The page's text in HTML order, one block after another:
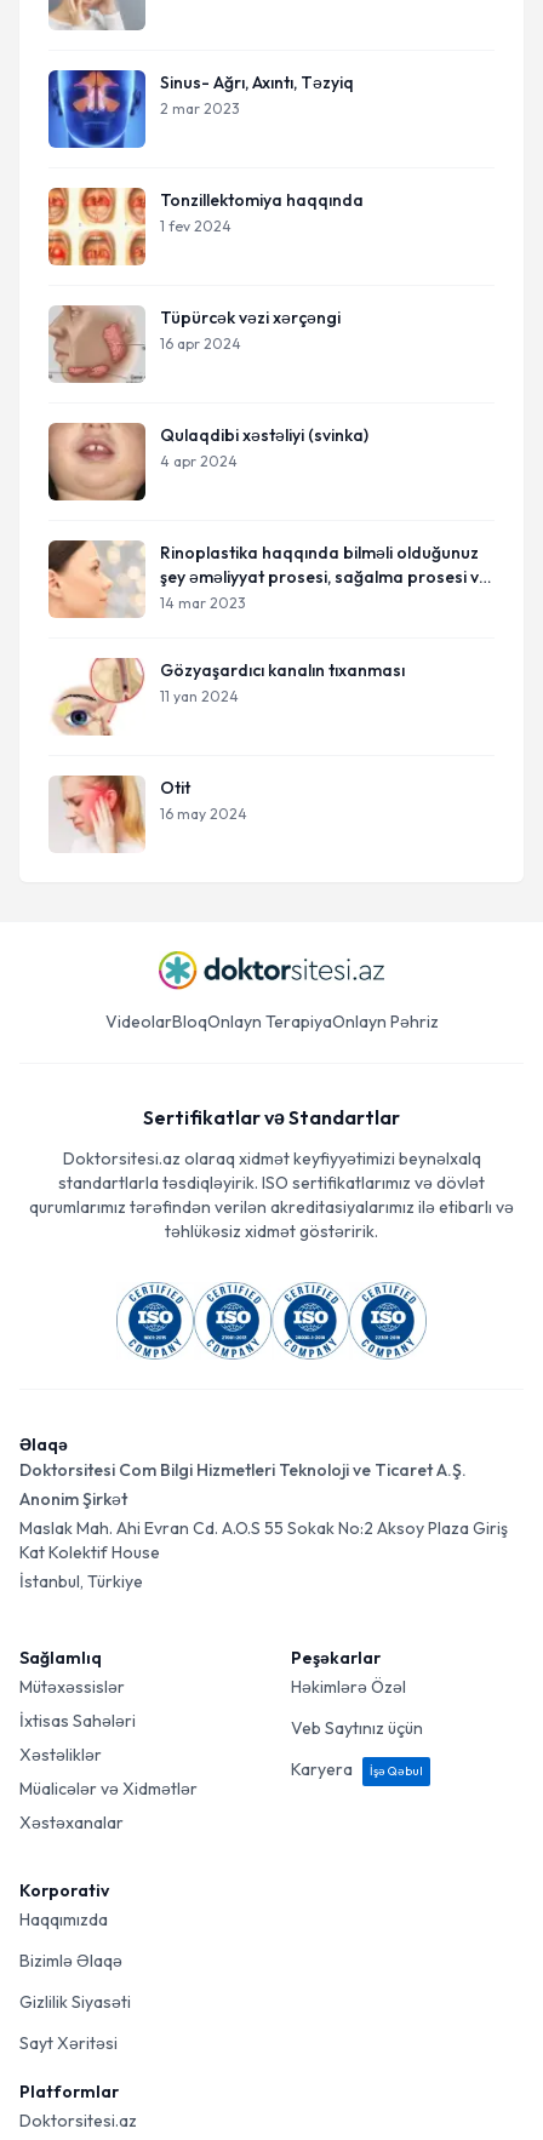
Sinus- Ağrı, Axıntı, Təzyiq
2 mar 2023
Tonzillektomiya haqqında
1 fev 2024
Tüpürcək vəzi xərçəngi
16 apr 2024
Qulaqdibi xəstəliyi (svinka)
4 apr 2024
Rinoplastika haqqında bilməli olduğunuz
şey əməliyyat prosesi, sağalma prosesi və
xərcdir
14 mar 2023
Gözyaşardıcı kanalın tıxanması
11 yan 2024
Otit
16 may 2024
VideolarBloqOnlayn TerapiyaOnlayn Pəhriz
Sertifikatlar və Standartlar
Doktorsitesi.az olaraq xidmət keyfiyyətimizi beynəlxalq
standartlarla təsdiqləyirik. ISO sertifikatlarımız və dövlət
qurumlarımız tərəfindən verilən akreditasiyalarımız ilə etibarlı və
təhlükəsiz xidmət göstəririk.
Əlaqə
Doktorsitesi Com Bilgi Hizmetleri Teknoloji ve Ticaret A.Ş.
Anonim Şirkət
Maslak Mah. Ahi Evran Cd. A.O.S 55 Sokak No:2 Aksoy Plaza Giriş
Kat Kolektif House
İstanbul, Türkiye
Sağlamlıq
Mütəxəssislər
İxtisas Sahələri
Xəstəliklər
Müalicələr və Xidmətlər
Xəstəxanalar
Peşəkarlar
Həkimlərə Özəl
Veb Saytınız üçün
Karyera
İşə Qəbul
Korporativ
Haqqımızda
Bizimlə Əlaqə
Gizlilik Siyasəti
Sayt Xəritəsi
Platformlar
Doktorsitesi.az